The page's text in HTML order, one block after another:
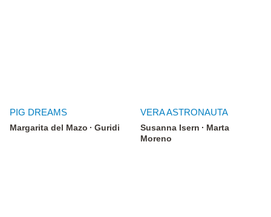
PIG DREAMS
Margarita del Mazo Guridi
VERA ASTRONAUTA
Susanna Isern
Marta
Moreno